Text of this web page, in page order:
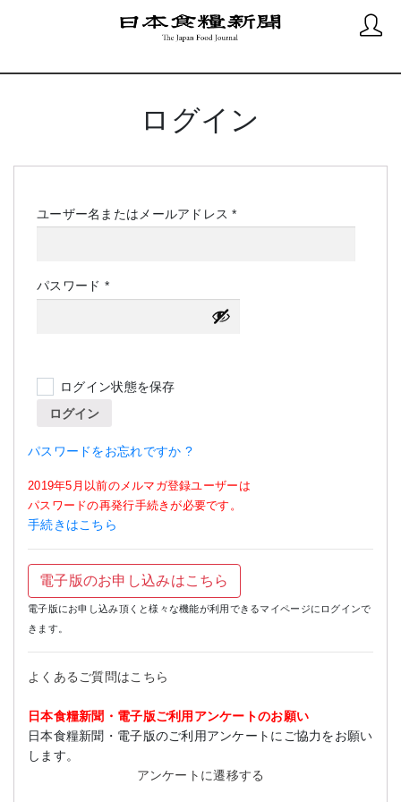
ログイン
ユーザー名またはメールアドレス*必
パスワード *必
須
ログイン状態を保存
ログイン
パスワードをお忘れですか ?
2019年5月以前のメルマガ登録ユーザーは
パスワードの再発行手続きが必要です。
手続きはこちら
電子版のお申し込みはこちら
電子版にお申し込み頂くと様々な機能が利用できるマイページにログインで
きます。
よくあるご質問はこちら
日本食糧新聞・電子版ご利用アンケートのお願い
日本食糧新聞・電子版のご利用アンケートにご協力をお願い
します。
アンケートに遷移する